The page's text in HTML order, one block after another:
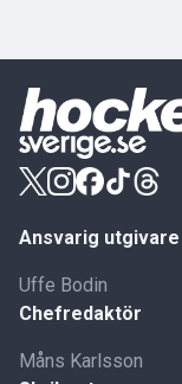
Ansvarig utgivare
Uffe Bodin
Chefredaktör
Måns Karlsson